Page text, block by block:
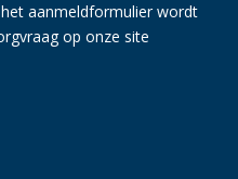
aanmeldformulier wordt
op onze site